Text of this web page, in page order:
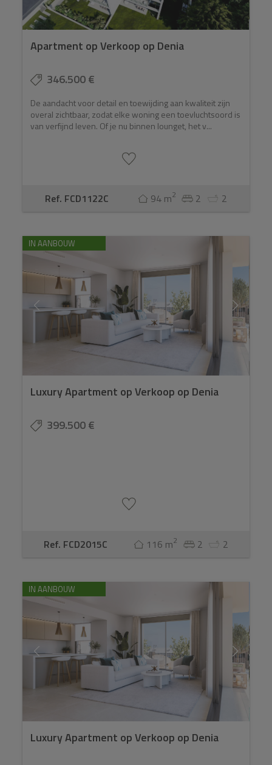
Apartment op Verkoop op Denia
346.500 €
De aandacht voor detail en toewijding aan kwaliteit zijn
overal zichtbaar, zodat elke woning een toevluchtsoord is
van verfijnd leven. Of je nu binnen lounget, het v...
Ref. FCD1122C 94 m2 2 2
IN AANBOUW
Luxury Apartment op Verkoop op Denia
399.500 €
Ref. FCD2015C 116 m2 2 2
IN AANBOUW
Luxury Apartment op Verkoop op Denia